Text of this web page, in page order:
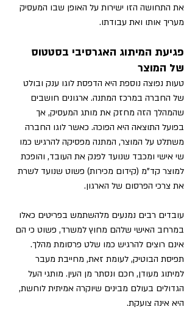
את התחושה הזו ישירות על האופן שבו המעסיק
מעריך אותו ואת עבודתו.
פגיעת המיתוג האגרסיבי בסטטוס
של המוצר
טעות נפוצה נוספת היא הדפסת לוגו ענק ובולט
של החברה במרכז המתנה. ארגונים חושבים
שהמהלך הזה מחזק את מותג המעסיק, אך
בפועל התוצאה היא הפוכה. כאשר לוגו החברה
משתלט על המוצר, המתנה מפסיקה להרגיש כמו
שי אישי ומכבד שנועד לפנק את העובד, והופכת
למוצר קד"מ (קידום מכירות) פשוט שנועד לשרת
את צרכי הפרסום של הארגון.
עובדים רבים נמנעים מלהשתמש בפריטים כאלו
במרחב האישי שלהם מחוץ למשרד, פשוט כי הם
אינם רוצים להרגיש כמו שלט פרסומת מהלך.
תפיסת הבוטיק, לעומת זאת, מחייבת מעבר
למיתוג מעודן, חכם ונסתר מן העין. מותגי העל
הגדולים בעולם מבינים שיוקרה אמיתית לוחשת,
היא אינה צועקת.